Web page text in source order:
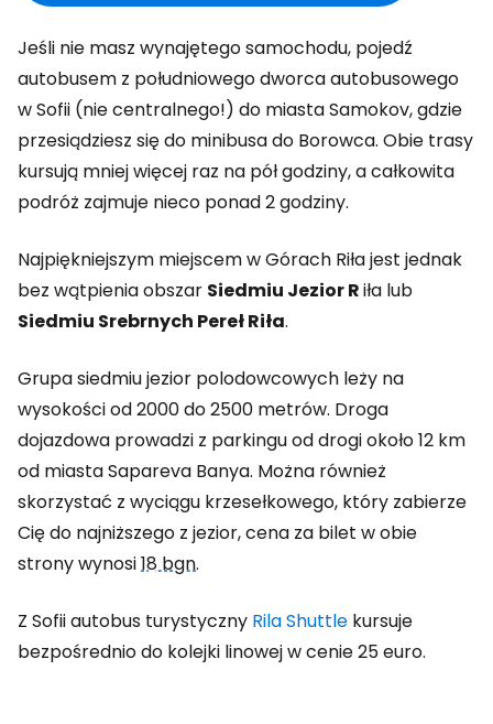
Jeśli nie masz wynajętego samochodu, pojedź
autobusem z południowego dworca autobusowego
w Sofii (nie centralnego!) do miasta Samokov, gdzie
przesiądziesz się do minibusa do Borowca. Obie trasy
kursują mniej więcej raz na pół godziny, a całkowita
podróż zajmuje nieco ponad 2 godziny.
Najpiękniejszym miejscem w Górach Riła jest jednak
bez wątpienia obszar Siedmiu Jezior Riła lub
Siedmiu Srebrnych Pereł Riła.
Grupa siedmiu jezior polodowcowych leży na
wysokości od 2000 do 2500 metrów. Droga
dojazdowa prowadzi z parkingu od drogi około 12 km
od miasta Sapareva Banya. Można również
skorzystać z wyciągu krzesełkowego, który zabierze
Cię do najniższego z jezior, cena za bilet w obie
strony wynosi18 bgn.
Z Sofii autobus turystyczny Rila Shuttle kursuje
bezpośrednio do kolejki linowej w cenie 25 euro.